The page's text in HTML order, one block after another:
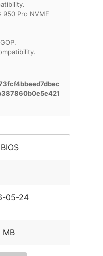
950 Pro NVME
05-24
MB